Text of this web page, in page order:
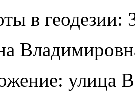
в геодезии:
улица